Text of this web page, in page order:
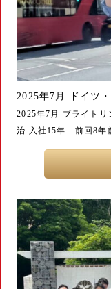
2025年7月 ドイツ
2025年7月 ブライト
治 入社15年 前回8年